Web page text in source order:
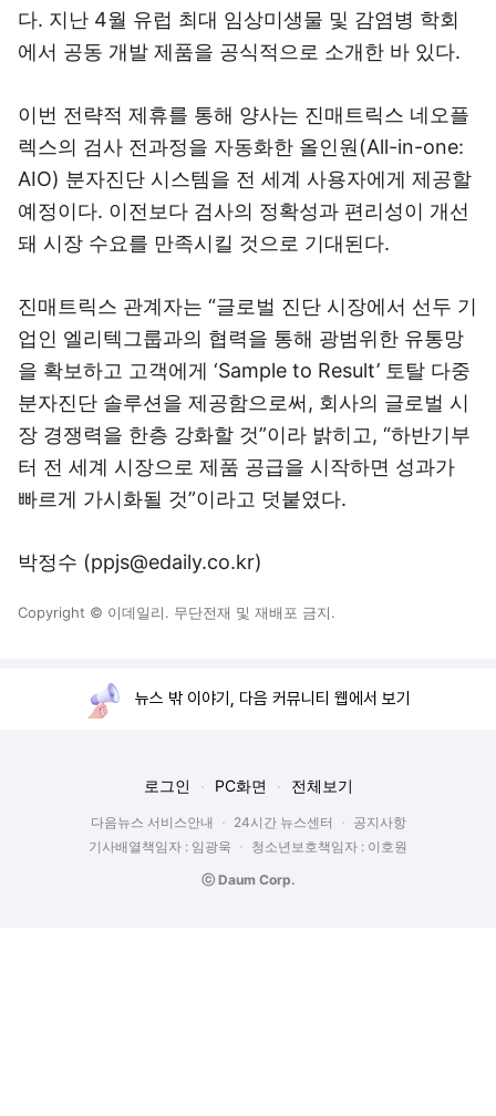
다. 지난 4월 유럽 최대 임상미생물 및 감염병 학회
에서 공동 개발 제품을 공식적으로 소개한 바 있다.
이번 전략적 제휴를 통해 양사는 진매트릭스 네오플
렉스의 검사 전과정을 자동화한 올인원(All-in-one:
AIO) 분자진단 시스템을 전 세계 사용자에게 제공할
예정이다. 이전보다 검사의 정확성과 편리성이 개선
돼 시장 수요를 만족시킬 것으로 기대된다.
진매트릭스 관계자는 “글로벌 진단 시장에서 선두 기
업인 엘리텍그룹과의 협력을 통해 광범위한 유통망
을 확보하고 고객에게 ‘Sample to Result’ 토탈 다중
분자진단 솔루션을 제공함으로써, 회사의 글로벌 시
장 경쟁력을 한층 강화할 것”이라 밝히고, “하반기부
터 전 세계 시장으로 제품 공급을 시작하면 성과가
빠르게 가시화될 것”이라고 덧붙였다.
박정수 (ppjs@edaily.co.kr)
Copyright © 이데일리. 무단전재 및 재배포 금지.
뉴스 밖 이야기, 다음 커뮤니티 웹에서 보기
로그인 PC화면 전체보기
다음뉴스 서비스안내 24시간 뉴스센터
공지사항
기사배열책임자 : 임광욱
청소년보호책임자 : 이호원
ⓒ Daum Corp.